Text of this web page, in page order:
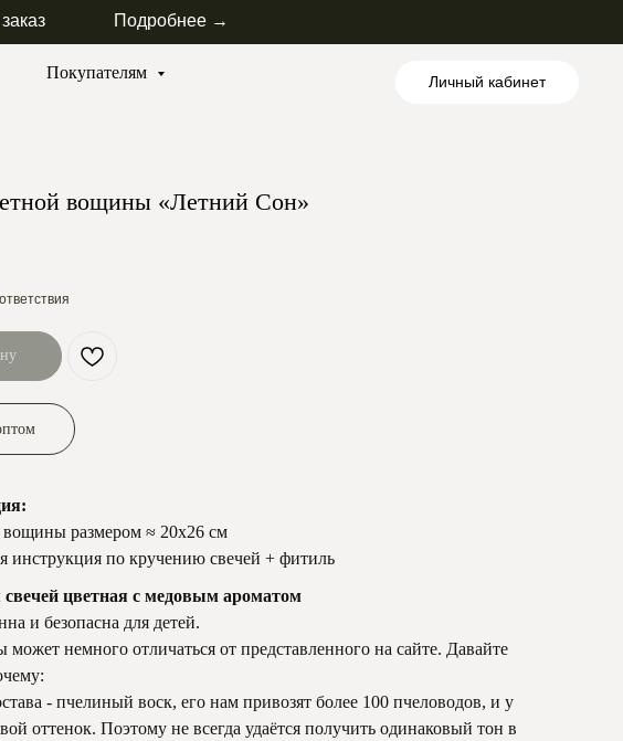
Подробнее →
Покупателям
Личный кабинет
вощины «Летний Сон»
вощины размером ≈ 20х26 см
инструкция по кручению свечей + фитиль
цветная с медовым ароматом
и безопасна для детей.
немного отличаться от представленного на сайте. Давайте
- пчелиный воск, его нам привозят более 100 пчеловодов, и у
оттенок. Поэтому не всегда удаётся получить одинаковый тон в